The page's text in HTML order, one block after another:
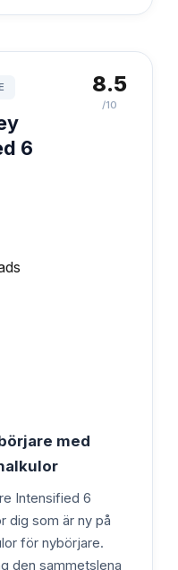
6
8.5
/10
med
Intensified 6
dig som är ny på
för nybörjare.
den sammetslena